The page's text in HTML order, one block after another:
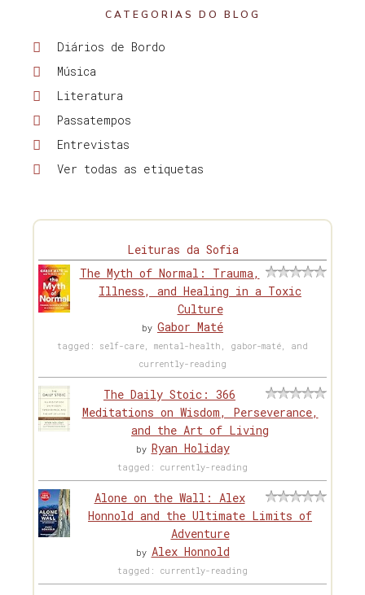
CATEGORIAS DO BLOG
Diários de Bordo
Música
Literatura
Passatempos
Entrevistas
Ver todas as etiquetas
Leituras da Sofia
The Myth of Normal: Trauma,
Illness, and Healing in a Toxic
Culture
by Gabor Maté
tagged: self-care, mental-health, gabor-maté, and
currently-reading
The Daily Stoic: 366
Meditations on Wisdom, Perseverance,
and the Art of Living
by Ryan Holiday
tagged: currently-reading
Alone on the Wall: Alex
Honnold and the Ultimate Limits of
Adventure
by Alex Honnold
tagged: currently-reading